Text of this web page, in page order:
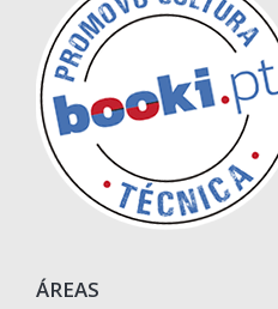
ÁREAS